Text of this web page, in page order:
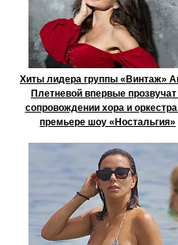
Хиты лидера группы «Винтаж»
Плетневой впервые прозвучат
сопровождении хора и
премьере шоу «Ностальгия»